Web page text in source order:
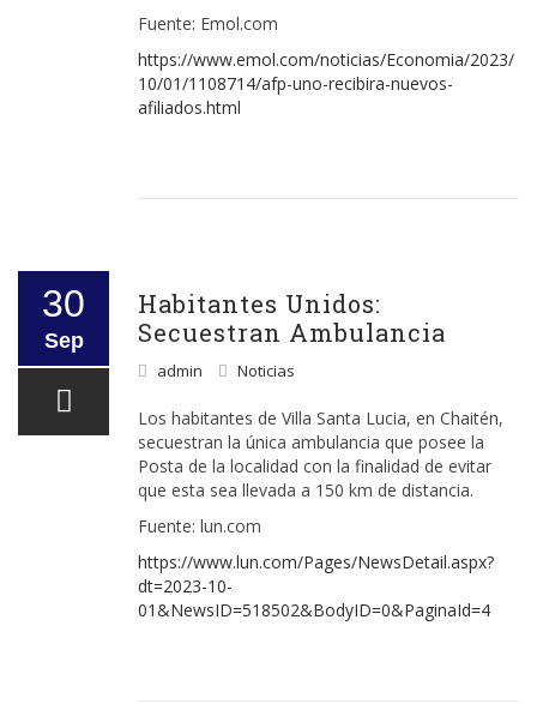
Fuente: Emol.com
https://www.emol.com/noticias/Economia/2023/
10/01/1108714/afp-uno-recibira-nuevos-
afiliados.html
30
Sep
Habitantes Unidos:
Secuestran Ambulancia
admin Noticias
Los habitantes de Villa Santa Lucia, en Chaitén,
secuestran la única ambulancia que posee la
Posta de la localidad con la finalidad de evitar
que esta sea llevada a 150 km de distancia.
Fuente: lun.com
https://www.lun.com/Pages/NewsDetail.aspx?
dt=2023-10-
01&NewsID=518502&BodyID=0&PaginaId=4